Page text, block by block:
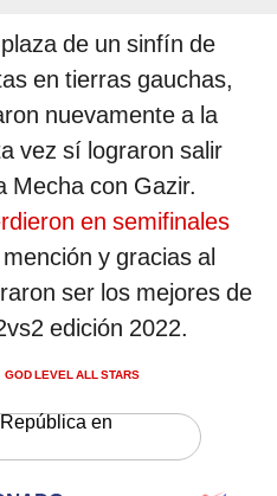
de un sinfín de
en tierras gauchas,
nuevamente a la
vez sí lograron salir
Mecha con Gazir.
en semifinales
y gracias al
ser los mejores de
edición 2022.
GOD LEVEL ALL STARS
en